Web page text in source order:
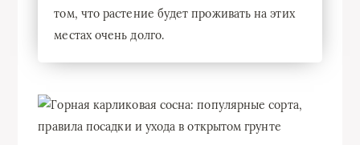
том, что растение будет проживать на этих
местах очень долго.